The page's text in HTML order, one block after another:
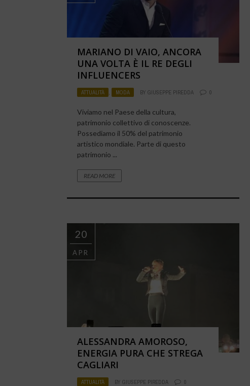
MARIANO DI VAIO, ANCORA
UNA VOLTA È IL RE DEGLI
INFLUENCERS
ATTUALITÀ , MODA BY GIUSEPPE PIREDDA 0
Viviamo nel Paese della cultura,
patrimonio collettivo di conoscenze.
Possediamo il 50% del patrimonio
artistico mondiale. Parte di questo
patrimonio ...
READ MORE
20
APR
ALESSANDRA AMOROSO,
ENERGIA PURA CHE STREGA
CAGLIARI
ATTUALITÀ BY GIUSEPPE PIREDDA 0